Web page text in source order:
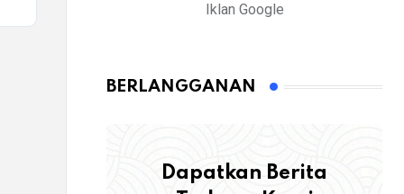
Iklan Google
BERLANGGANAN
Dapatkan Berita